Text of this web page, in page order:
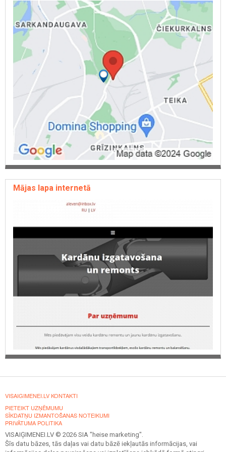
autokardānu remonts, kardānu rezerves daļas, kardānu detaļas,
Garantija, Bezmaksas konsultācijas. Kardānu remonts, eds
pārstāvis, krustiņi, krusteņi, kardāni, kardāns, balansēšana, remonts,
uzstādīšana.
Mājas lapa internetā
VISAIGIMENEI.LV KONTAKTI
PIETEIKT UZŅĒMUMU
SĪKDATŅU IZMANTOŠANAS NOTEIKUMI
PRIVĀTUMA POLITIKA
VISAIĢIMENEI.LV © 2026 SIA "heise marketing".
Šīs datu bāzes, tās daļas vai datu bāzē iekļautās informācijas, vai